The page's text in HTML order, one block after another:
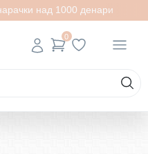
над 1000 денари
0